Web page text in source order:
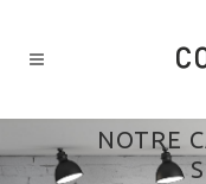
NOTRE